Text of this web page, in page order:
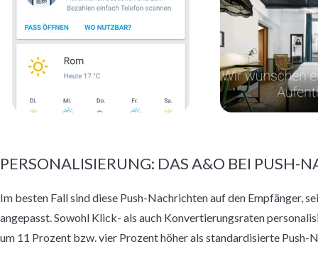
PERSONALISIERUNG: DAS A&O BEI PUSH-
Im besten Fall sind diese Push-Nachrichten auf den Empfänger,
angepasst. Sowohl Klick- als auch Konvertierungsraten
um 11 Prozent bzw. vier Prozent höher als standardisierte Push-